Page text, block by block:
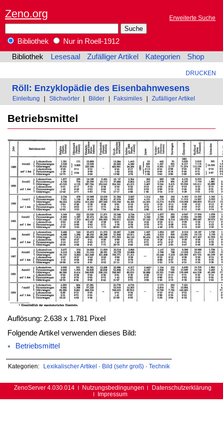
Zeno.org Erweiterte Suche
Bibliothek
Nur in Roell-1912
Bibliothek
Lesesaal Zufälliger Artikel Kategorien Shop
DRUCKEN
Röll: Enzyklopädie des Eisenbahnwesens
Einleitung Stichwörter Bilder Faksimiles Zufälliger Artikel
Betriebsmittel
Auflösung: 2.638 x 1.781 Pixel
Folgende Artikel verwenden dieses Bild:
Betriebsmittel
Kategorien: Lexikalischer Artikel · Bild (sehr groß)· Technik
ZenoServer 4.030.014 Nutzungsbedingungen
Datenschutzerklärung
Impressum